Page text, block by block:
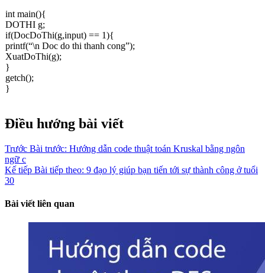
int main(){
DOTHI g;
if(DocDoThi(g,input) == 1){
printf(“\n Doc do thi thanh cong”);
XuatDoThi(g);
}
getch();
}
Điều hướng bài viết
Trước Bài trước: Hướng dẫn code thuật toán Kruskal bằng ngôn
ngữ c
Kế tiếp Bài tiếp theo: 9 đạo lý giúp bạn tiến tới sự thành công ở tuổi
30
Bài viết liên quan